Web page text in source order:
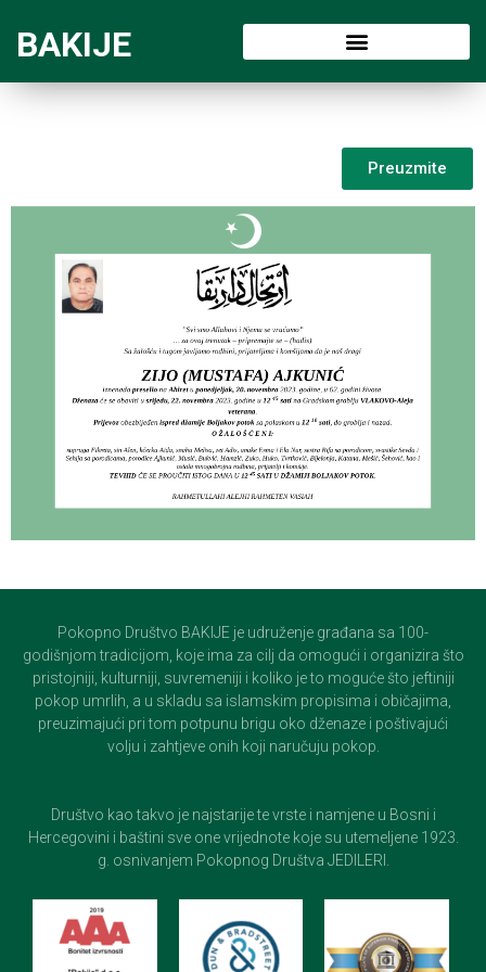
BAKIJE
Preuzmite
Pokopno Društvo BAKIJE je udruženje građana sa 100-
godišnjom tradicijom, koje ima za cilj da omogući i organizira što
pristojniji, kulturniji, suvremeniji i koliko je to moguće što jeftiniji
pokop umrlih, a u skladu sa islamskim propisima i običajima,
preuzimajući pri tom potpunu brigu oko dženaze i poštivajući
volju i zahtjeve onih koji naručuju pokop.
Društvo kao takvo je najstarije te vrste i namjene u Bosni i
Hercegovini i baštini sve one vrijednote koje su utemeljene 1923.
g. osnivanjem Pokopnog Društva JEDILERI.